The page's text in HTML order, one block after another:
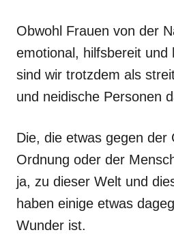
Obwohl Frauen von der
emotional, hilfsbereit und
sind wir trotzdem als
und neidische Personen
Die, die etwas gegen der
Ordnung oder der
ja, zu dieser Welt und
haben einige etwas
Wunder ist.